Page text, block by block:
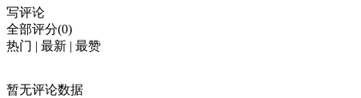
写评论
全部评分(0)
热门 | 最新 | 最赞
暂无评论数据